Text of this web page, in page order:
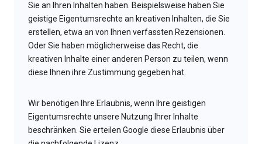
Sie an Ihren Inhalten haben. Beispielsweise haben Sie
geistige Eigentumsrechte an kreativen Inhalten, die Sie
erstellen, etwa an von Ihnen verfassten Rezensionen.
Oder Sie haben möglicherweise das Recht, die
kreativen Inhalte einer anderen Person zu teilen, wenn
diese Ihnen ihre Zustimmung gegeben hat.
Wir benötigen Ihre Erlaubnis, wenn Ihre geistigen
Eigentumsrechte unsere Nutzung Ihrer Inhalte
beschränken. Sie erteilen Google diese Erlaubnis über